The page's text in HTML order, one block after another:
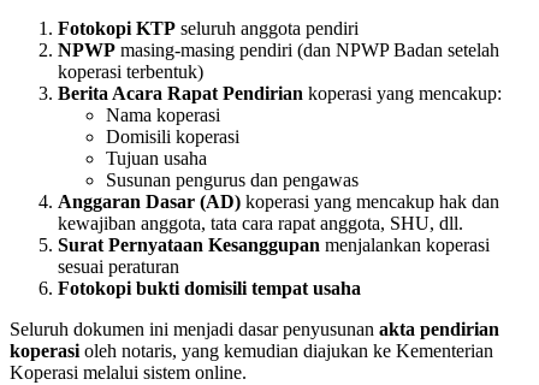
Fotokopi KTP seluruh anggota pendiri
NPWP masing-masing pendiri (dan NPWP Badan setelah
koperasi terbentuk)
Berita Acara Rapat Pendirian koperasi yang mencakup:
Nama koperasi
Domisili koperasi
Tujuan usaha
Susunan pengurus dan pengawas
Anggaran Dasar (AD) koperasi yang mencakup hak dan
kewajiban anggota, tata cara rapat anggota, SHU, dll.
Surat Pernyataan Kesanggupan menjalankan koperasi
sesuai peraturan
Fotokopi bukti domisili tempat usaha
Seluruh dokumen ini menjadi dasar penyusunan akta pendirian
koperasi oleh notaris, yang kemudian diajukan ke Kementerian
Koperasi melalui sistem online.